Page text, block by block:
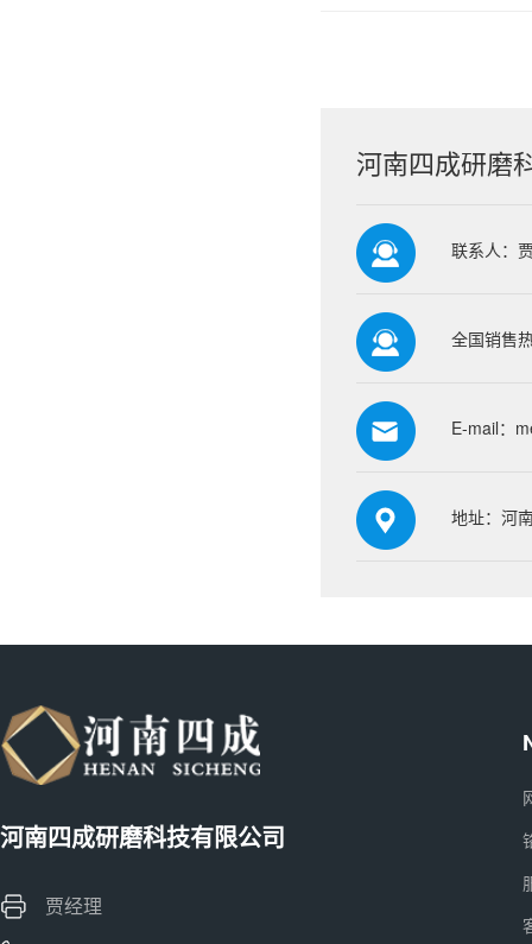
河南四成研磨
联系人：
全国销售
E-mail：
地址：河
河南四成研磨科技有限公司
贾经理